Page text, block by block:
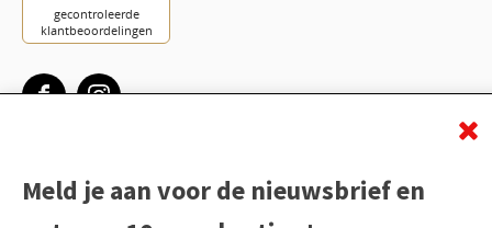
Meld je aan voor de nieuwsbrief en